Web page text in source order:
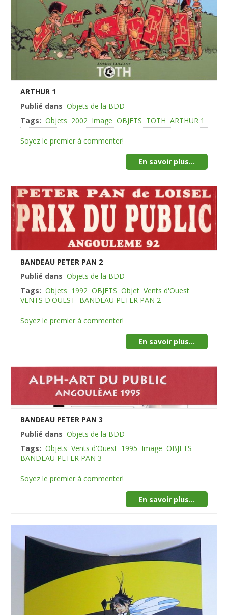
ARTHUR 1
Publié dans Objets de la BDD
Tags: Objets 2002 Image OBJETS TOTH ARTHUR 1
Soyez le premier à commenter!
En savoir plus...
BANDEAU PETER PAN 2
Publié dans Objets de la BDD
Tags: Objets 1992 OBJETS Objet Vents d'Ouest
VENTS D'OUEST BANDEAU PETER PAN 2
Soyez le premier à commenter!
En savoir plus...
BANDEAU PETER PAN 3
Publié dans Objets de la BDD
Tags: Objets Vents d'Ouest 1995 Image OBJETS
BANDEAU PETER PAN 3
Soyez le premier à commenter!
En savoir plus...